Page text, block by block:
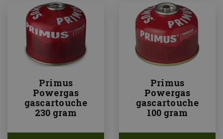
Primus
Powergas
gascartouche
230 gram
Primus
Powergas
gascartouche
100 gram